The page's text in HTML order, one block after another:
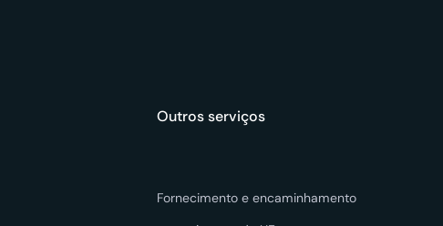
Outros serviços
Fornecimento e encaminhamento